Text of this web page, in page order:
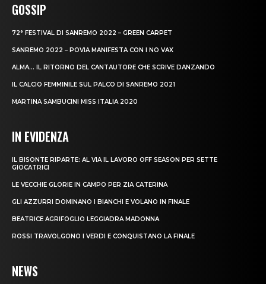
GOSSIP
72° FESTIVAL DI SANREMO 2022 – GREEN CARPET
SANREMO 2022 – POVIA MANIFESTA CON I NO VAX
ALMA… IL RITORNO DEL CANTAUTORE CHE SCRIVE DANZANDO
IL CALCIO FEMMINILE SUL PALCO DI SANREMO 2021
MARTINA SAMBUCINI MISS ITALIA 2020
IN EVIDENZA
IL BISONTE RIPARTE: AL VIA IL LAVORO OFF SEASON PER SETTE
GIOCATRICI
LE VECCHIE GLORIE IN CAMPO PER ZIA CATERINA
GLI AZZURRI DOMINANO I BIANCHI E VOLANO IN FINALE
BEATRICE AGRIFOGLIO LEGGIADRA MADONNA
ROSSI TRAVOLGONO I VERDI E CONQUISTANO LA FINALE
NEWS